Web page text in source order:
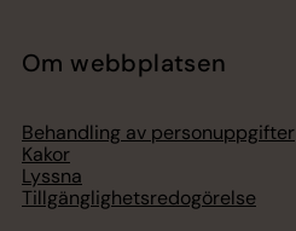
Om webbplatsen
Behandling av personuppgifter
Kakor
Lyssna
Tillgänglighetsredogörelse